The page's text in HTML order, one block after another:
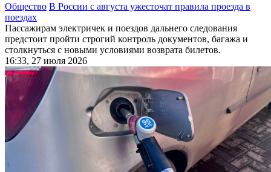
Общество В России с августа ужесточат правила проезда в
поездах
Пассажирам электричек и поездов дальнего следования
предстоит пройти строгий контроль документов, багажа и
столкнуться с новыми условиями возврата билетов.
16:33, 27 июля 2026